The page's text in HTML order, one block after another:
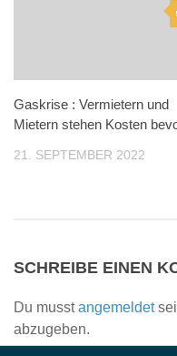
Gaskrise : Vermietern und
Mietern stehen Kosten
21. SEPTEMBER 2022
SCHREIBE EINEN
Du musstangemeldet
abzugeben.